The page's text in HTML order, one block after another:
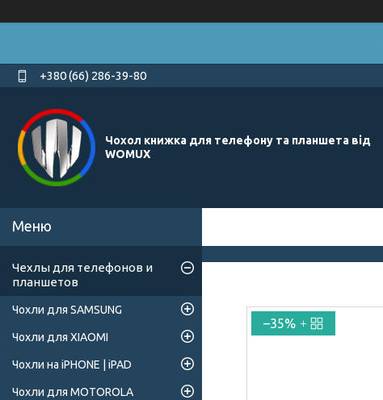
+380 (66) 286-39-80
Чохол книжка для телефону та планшета від
WOMUX
–35%
Чехлы для телефонов и
планшетов
Чохли для SAMSUNG
Чохли для XIAOMI
Чохли на iPHONE | iPAD
Чохли для MOTOROLA